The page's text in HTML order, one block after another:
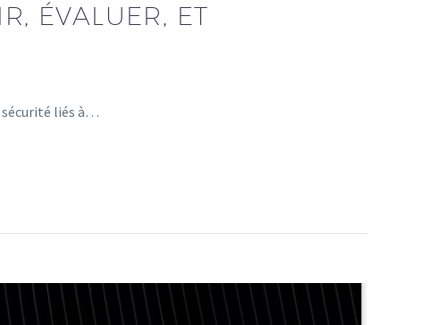
ÉVALUER, ET
sécurité liés à…